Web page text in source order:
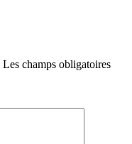
Les champs obligatoires